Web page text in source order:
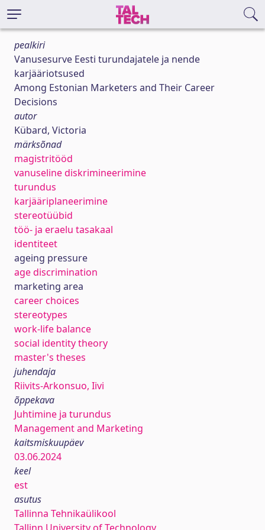
pealkiri
Vanusesurve Eesti turundajatele ja nende
karjääriotsused
Among Estonian Marketers and Their Career
Decisions
autor
Kübard, Victoria
märksõnad
magistritööd
vanuseline diskrimineerimine
turundus
karjääriplaneerimine
stereotüübid
töö- ja eraelu tasakaal
identiteet
ageing pressure
age discrimination
marketing area
career choices
stereotypes
work-life balance
social identity theory
master's theses
juhendaja
Riivits-Arkonsuo, Iivi
õppekava
Juhtimine ja turundus
Management and Marketing
kaitsmiskuupäev
03.06.2024
keel
est
asutus
Tallinna Tehnikaülikool